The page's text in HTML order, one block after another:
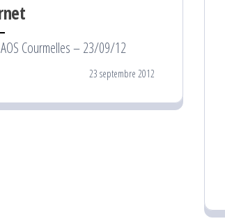
Courmelles – 23/09/12
23 septembre 2012